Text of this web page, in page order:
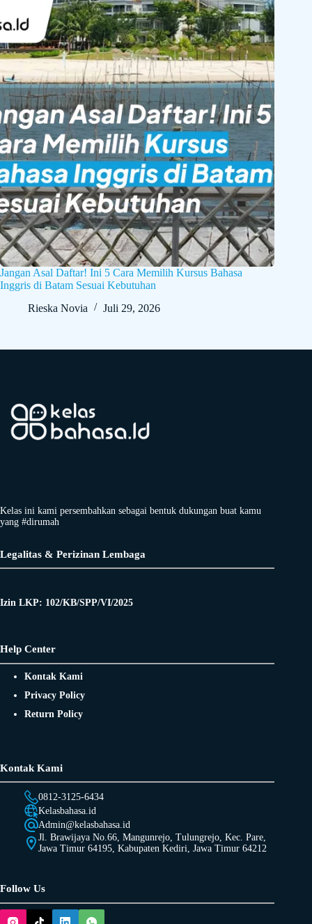
Jangan Asal Daftar! Ini 5 Cara Memilih Kursus Bahasa
Inggris di Batam Sesuai Kebutuhan
Rieska Novia
Juli 29, 2026
Kelas ini kami persembahkan sebagai bentuk dukungan buat kamu
yang #dirumah
Legalitas & Perizinan Lembaga
Izin LKP: 102/KB/SPP/VI/2025
Help Center
Kontak Kami
Privacy Policy
Return Policy
Kontak Kami
0812-3125-6434
Kelasbahasa.id
Admin@kelasbahasa.id
Jl. Brawijaya No.66, Mangunrejo, Tulungrejo, Kec. Pare,
Jawa Timur 64195, Kabupaten Kediri, Jawa Timur 64212
Follow Us